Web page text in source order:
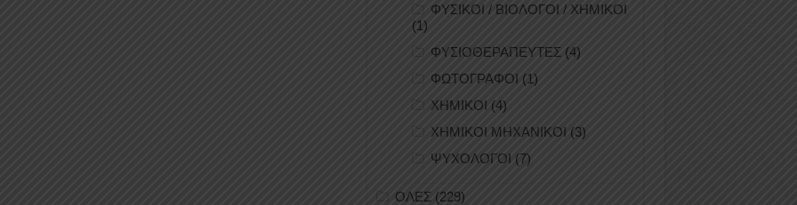
ΦΥΣΙΚΟΙ / ΒΙΟΛΟΓΟΙ / ΧΗΜΙΚΟΙ
(1)
ΦΥΣΙΟΘΕΡΑΠΕΥΤΕΣ (4)
ΦΩΤΟΓΡΑΦΟΙ (1)
ΧΗΜΙΚΟΙ (4)
ΧΗΜΙΚΟΙ ΜΗΧΑΝΙΚΟΙ (3)
ΨΥΧΟΛΟΓΟΙ (7)
ΟΛΕΣ (229)